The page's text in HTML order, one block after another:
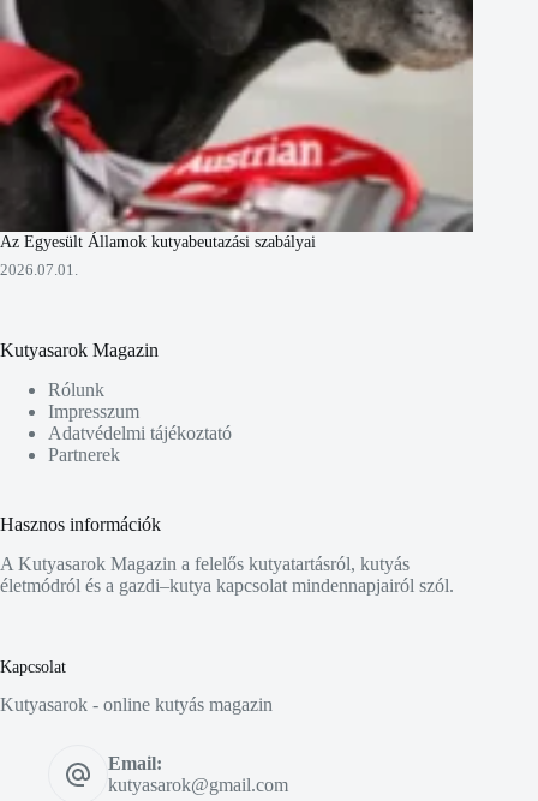
Az Egyesült Államok kutyabeutazási szabályai
2026.07.01.
Kutyasarok Magazin
Rólunk
Impresszum
Adatvédelmi tájékoztató
Partnerek
Hasznos információk
A Kutyasarok Magazin a felelős kutyatartásról, kutyás
életmódról és a gazdi–kutya kapcsolat mindennapjairól szól.
Kapcsolat
Kutyasarok - online kutyás magazin
Email:
kutyasarok@gmail.com